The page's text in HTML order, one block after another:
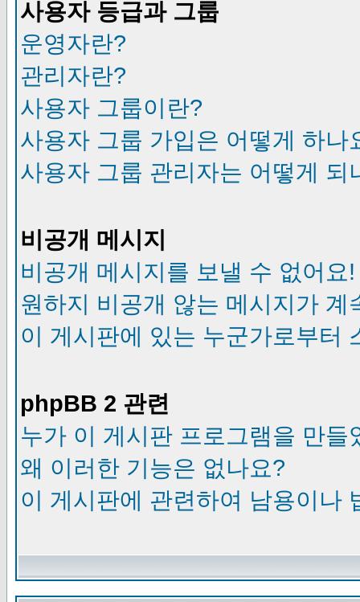
사용자 등급과 그룹
운영자란?
관리자란?
사용자 그룹이란?
사용자 그룹 가입은 어떻게 하나
사용자 그룹 관리자는 어떻게 되
비공개 메시지
비공개 메시지를 보낼 수 없어요!
원하지 비공개 않는 메시지가 계
이 게시판에 있는 누군가로부터
phpBB 2 관련
누가 이 게시판 프로그램을 만들
왜 이러한 기능은 없나요?
이 게시판에 관련하여 남용이나